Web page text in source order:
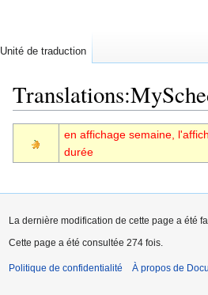
Translations:
la
la
en affichage semaine,
durée
Unité de traduction
La dernière modification de cette page a été
Cette page a été consultée 274 fois.
Politique de confidentialité À propos de